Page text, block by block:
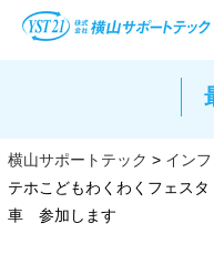
横山サポートテック > イン
テホこどもわくわくフェス
車 参加します